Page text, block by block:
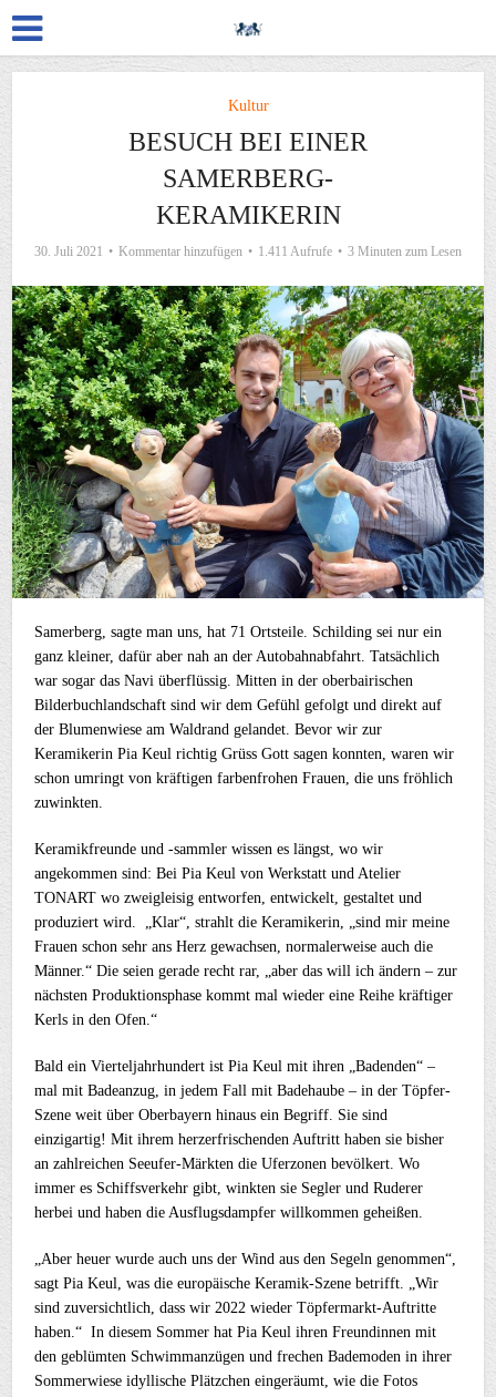
Kultur
BESUCH BEI EINER
SAMERBERG-
KERAMIKERIN
30. Juli 2021 Kommentar hinzufügen 1.411 Aufrufe 3 Minuten zum Lesen
Samerberg, sagte man uns, hat 71 Ortsteile. Schilding sei nur ein
ganz kleiner, dafür aber nah an der Autobahnabfahrt. Tatsächlich
war sogar das Navi überflüssig. Mitten in der oberbairischen
Bilderbuchlandschaft sind wir dem Gefühl gefolgt und direkt auf
der Blumenwiese am Waldrand gelandet. Bevor wir zur
Keramikerin Pia Keul richtig Grüss Gott sagen konnten, waren wir
schon umringt von kräftigen farbenfrohen Frauen, die uns fröhlich
zuwinkten.
Keramikfreunde und -sammler wissen es längst, wo wir
angekommen sind: Bei Pia Keul von Werkstatt und Atelier
TONART wo zweigleisig entworfen, entwickelt, gestaltet und
produziert wird. „Klar“, strahlt die Keramikerin, „sind mir meine
Frauen schon sehr ans Herz gewachsen, normalerweise auch die
Männer.“ Die seien gerade recht rar, „aber das will ich ändern – zur
nächsten Produktionsphase kommt mal wieder eine Reihe kräftiger
Kerls in den Ofen.“
Bald ein Vierteljahrhundert ist Pia Keul mit ihren „Badenden“ –
mal mit Badeanzug, in jedem Fall mit Badehaube – in der Töpfer-
Szene weit über Oberbayern hinaus ein Begriff. Sie sind
einzigartig! Mit ihrem herzerfrischenden Auftritt haben sie bisher
an zahlreichen Seeufer-Märkten die Uferzonen bevölkert. Wo
immer es Schiffsverkehr gibt, winkten sie Segler und Ruderer
herbei und haben die Ausflugsdampfer willkommen geheißen.
„Aber heuer wurde auch uns der Wind aus den Segeln genommen“,
sagt Pia Keul, was die europäische Keramik-Szene betrifft. „Wir
sind zuversichtlich, dass wir 2022 wieder Töpfermarkt-Auftritte
haben.“ In diesem Sommer hat Pia Keul ihren Freundinnen mit
den geblümten Schwimmanzügen und frechen Bademoden in ihrer
Sommerwiese idyllische Plätzchen eingeräumt, wie die Fotos